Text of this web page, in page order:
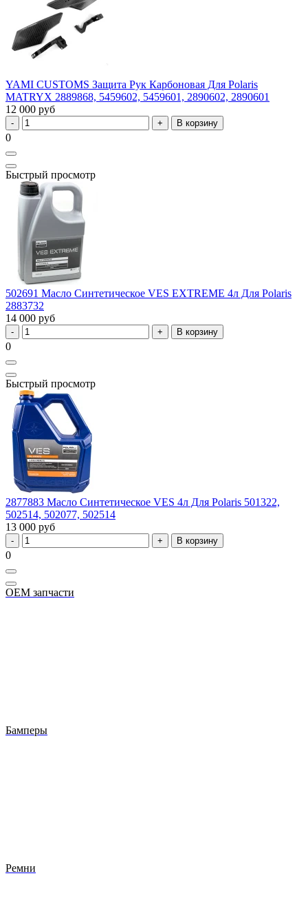
YAMI CUSTOMS Защита Рук Карбоновая Для Polaris
MATRYX 2889868, 5459602, 5459601, 2890602, 2890601
12 000 руб
В корзину
0
Быстрый просмотр
502691 Масло Синтетическое VES EXTREME 4л Для Polaris
2883732
14 000 руб
В корзину
0
Быстрый просмотр
2877883 Масло Синтетическое VES 4л Для Polaris 501322,
502514, 502077, 502514
13 000 руб
В корзину
0
OEM запчасти
Бамперы
Ремни